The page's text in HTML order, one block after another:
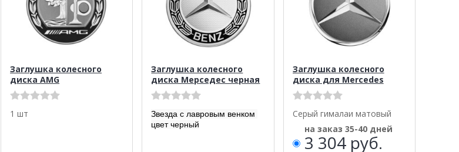
Заглушка колесного
диска AMG
1 шт
Заглушка колесного
диска Мерседес черная
Звезда с лавровым венком
цвет черный
Заглушка колесного
диска для Mercedes
Серый гималаи матовый
на заказ 35-40 дней
3 304 руб.